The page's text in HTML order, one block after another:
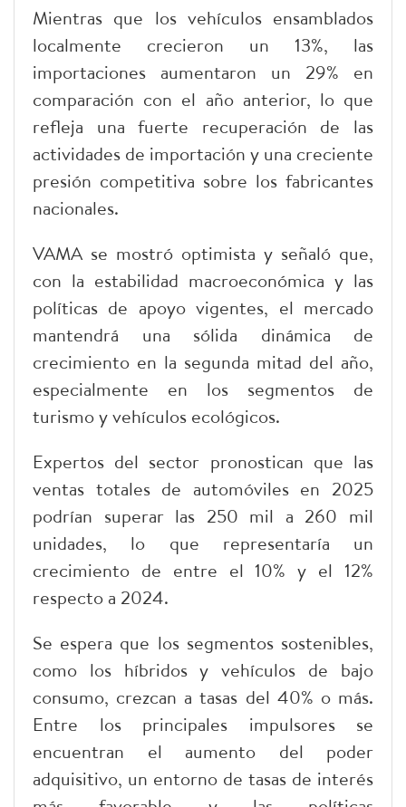
Mientras que los vehículos ensamblados
localmente crecieron un 13%, las
importaciones aumentaron un 29% en
comparación con el año anterior, lo que
refleja una fuerte recuperación de las
actividades de importación y una creciente
presión competitiva sobre los fabricantes
nacionales.
VAMA se mostró optimista y señaló que,
con la estabilidad macroeconómica y las
políticas de apoyo vigentes, el mercado
mantendrá una sólida dinámica de
crecimiento en la segunda mitad del año,
especialmente en los segmentos de
turismo y vehículos ecológicos.
Expertos del sector pronostican que las
ventas totales de automóviles en 2025
podrían superar las 250 mil a 260 mil
unidades, lo que representaría un
crecimiento de entre el 10% y el 12%
respecto a 2024.
Se espera que los segmentos sostenibles,
como los híbridos y vehículos de bajo
consumo, crezcan a tasas del 40% o más.
Entre los principales impulsores se
encuentran el aumento del poder
adquisitivo, un entorno de tasas de interés